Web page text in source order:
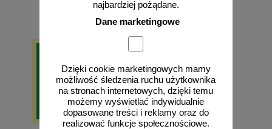
najbardziej pożądane.
Dane marketingowe
Dzięki cookie marketingowych mamy
możliwość śledzenia ruchu użytkownika
na stronach internetowych, dzięki temu
możemy wyświetlać indywidualnie
dopasowane treści i reklamy oraz do
realizować funkcje społecznościowe.